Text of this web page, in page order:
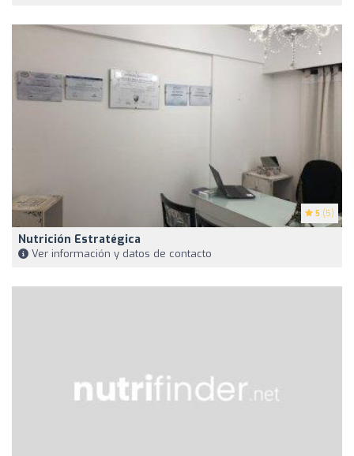
5 (5)
Nutrición Estratégica
Ver información y datos de contacto